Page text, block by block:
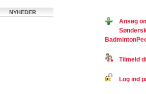
NYHEDER
Ansøg
Tilmeld
Log ind